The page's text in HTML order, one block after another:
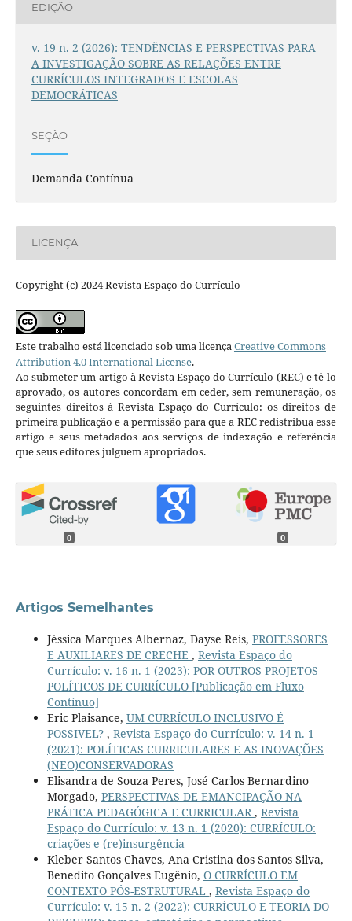
EDIÇÃO
v. 19 n. 2 (2026): TENDÊNCIAS E PERSPECTIVAS PARA
A INVESTIGAÇÃO SOBRE AS RELAÇÕES ENTRE
CURRÍCULOS INTEGRADOS E ESCOLAS
DEMOCRÁTICAS
SEÇÃO
Demanda Contínua
LICENÇA
Copyright (c) 2024 Revista Espaço do Currículo
Este trabalho está licenciado sob uma licençaCreative Commons
Attribution 4.0 International License.
Ao submeter um artigo à Revista Espaço do Currículo (REC) e tê-lo
aprovado, os autores concordam em ceder, sem remuneração, os
seguintes direitos à Revista Espaço do Currículo: os direitos de
primeira publicação e a permissão para que a REC redistribua esse
artigo e seus metadados aos serviços de indexação e referência
que seus editores julguem apropriados.
0 0
Artigos Semelhantes
Jéssica Marques Albernaz, Dayse Reis, PROFESSORES
E AUXILIARES DE CRECHE , Revista Espaço do
Currículo: v. 16 n. 1 (2023): POR OUTROS PROJETOS
POLÍTICOS DE CURRÍCULO [Publicação em Fluxo
Contínuo]
Eric Plaisance, UM CURRÍCULO INCLUSIVO É
POSSIVEL? , Revista Espaço do Currículo: v. 14 n. 1
(2021): POLÍTICAS CURRICULARES E AS INOVAÇÕES
(NEO)CONSERVADORAS
Elisandra de Souza Peres, José Carlos Bernardino
Morgado, PERSPECTIVAS DE EMANCIPAÇÃO NA
PRÁTICA PEDAGÓGICA E CURRICULAR , Revista
Espaço do Currículo: v. 13 n. 1 (2020): CURRÍCULO:
criações e (re)insurgência
Kleber Santos Chaves, Ana Cristina dos Santos Silva,
Benedito Gonçalves Eugênio, O CURRÍCULO EM
CONTEXTO PÓS-ESTRUTURAL , Revista Espaço do
Currículo: v. 15 n. 2 (2022): CURRÍCULO E TEORIA DO